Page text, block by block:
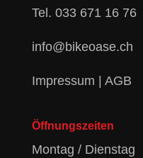
Tel. 033 671 16 76
info@bikeoase.ch
Impressum | AGB
Öffnungszeiten
Montag / Dienstag